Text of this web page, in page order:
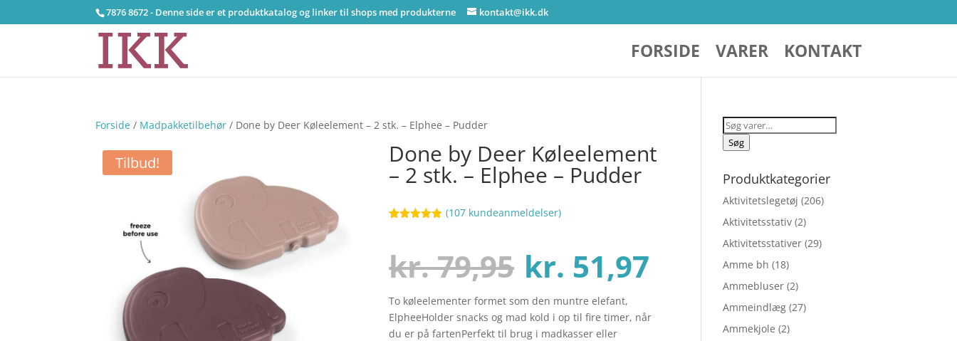
7876 8672 - Denne side er et produktkatalog og linker til shops med produkterne kontakt@ikk.dk
FORSIDE VARER KONTAKT
Forside / Madpakketilbehør / Done by Deer Køleelement – 2 stk. – Elphee – Pudder
Tilbud! Done by Deer Køleelement
– 2 stk. – Elphee – Pudder
baseret på
kundebedøm
melser
(107kundeanmeldelser)
kr.79,95 Den
oprindelige
kr. 51,97
aktuelle
To køleelementer formet som den muntre elefant,
ElpheeHolder snacks og mad kold i op til fire timer, når
du er på fartenPerfekt til brug i madkasser eller
Søg
efter:
Søg
Produktkategorier
Aktivitetslegetøj (206)
Aktivitetsstativ (2)
Aktivitetsstativer (29)
Amme bh (18)
Ammebluser (2)
Ammeindlæg (27)
Ammekjole (2)